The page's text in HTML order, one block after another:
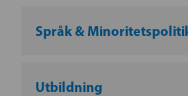
Språk &
Utbildning